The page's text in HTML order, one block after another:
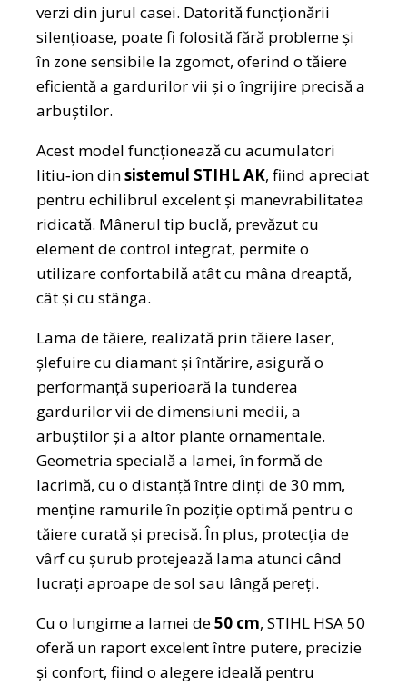
verzi din jurul casei. Datorită funcționării
silențioase, poate fi folosită fără probleme și
în zone sensibile la zgomot, oferind o tăiere
eficientă a gardurilor vii și o îngrijire precisă a
arbuștilor.
Acest model funcționează cu acumulatori
litiu‑ion dinsistemul STIHL AK, fiind apreciat
pentru echilibrul excelent și manevrabilitatea
ridicată. Mânerul tip buclă, prevăzut cu
element de control integrat, permite o
utilizare confortabilă atât cu mâna dreaptă,
cât și cu stânga.
Lama de tăiere, realizată prin tăiere laser,
șlefuire cu diamant și întărire, asigură o
performanță superioară la tunderea
gardurilor vii de dimensiuni medii, a
arbuștilor și a altor plante ornamentale.
Geometria specială a lamei, în formă de
lacrimă, cu o distanță între dinți de 30 mm,
menține ramurile în poziție optimă pentru o
tăiere curată și precisă. În plus, protecția de
vârf cu șurub protejează lama atunci când
lucrați aproape de sol sau lângă pereți.
Cu o lungime a lamei de50 cm, STIHL HSA 50
oferă un raport excelent între putere, precizie
și confort, fiind o alegere ideală pentru